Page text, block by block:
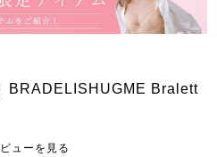
BRADELISHUGME Bralett
ューを見る